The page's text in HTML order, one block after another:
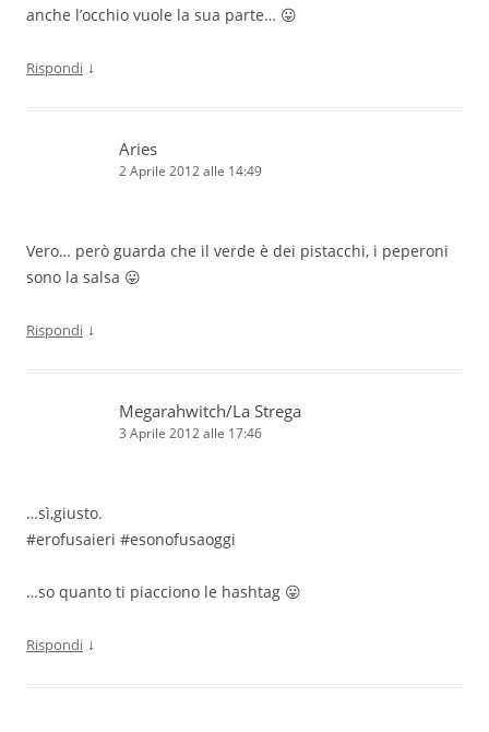
anche l’occhio vuole la sua parte… 😛
Rispondi ↓
Aries
2 Aprile 2012 alle 14:49
Vero… però guarda che il verde è dei pistacchi, i peperoni
sono la salsa 😛
Rispondi ↓
Megarahwitch/La Strega
3 Aprile 2012 alle 17:46
…sì,giusto.
#erofusaieri #esonofusaoggi
…so quanto ti piacciono le hashtag 😛
Rispondi ↓